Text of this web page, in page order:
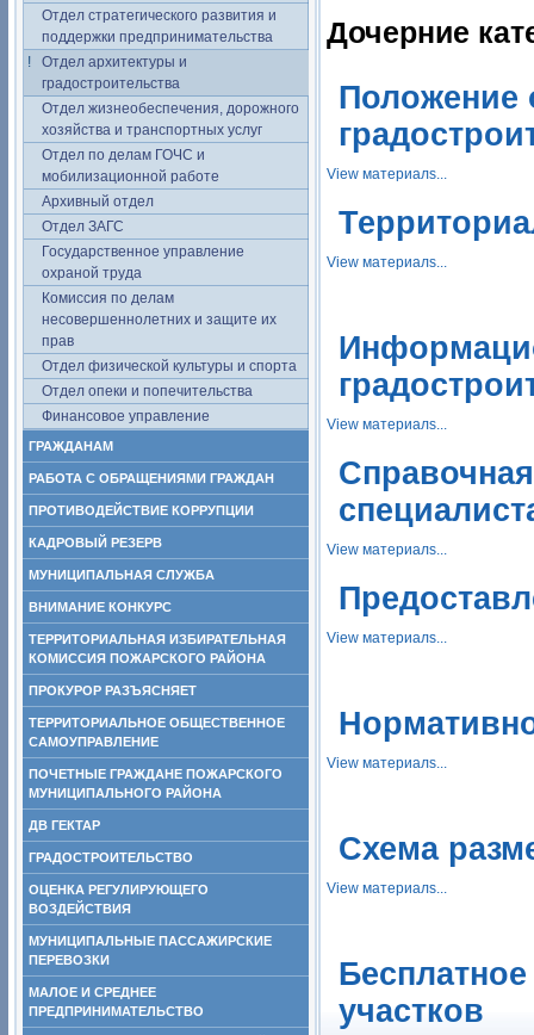
Отдел стратегического развития и
поддержки предпринимательства
Отдел архитектуры и
градостроительства
Отдел жизнеобеспечения, дорожного
хозяйства и транспортных услуг
Отдел по делам ГОЧС и
мобилизационной работе
Архивный отдел
Отдел ЗАГС
Государственное управление
охраной труда
Комиссия по делам
несовершеннолетних и защите их
прав
Отдел физической культуры и спорта
Отдел опеки и попечительства
Финансовое управление
ГРАЖДАНАМ
РАБОТА С ОБРАЩЕНИЯМИ ГРАЖДАН
ПРОТИВОДЕЙСТВИЕ КОРРУПЦИИ
КАДРОВЫЙ РЕЗЕРВ
МУНИЦИПАЛЬНАЯ СЛУЖБА
ВНИМАНИЕ КОНКУРС
ТЕРРИТОРИАЛЬНАЯ ИЗБИРАТЕЛЬНАЯ
КОМИССИЯ ПОЖАРСКОГО РАЙОНА
ПРОКУРОР РАЗЪЯСНЯЕТ
ТЕРРИТОРИАЛЬНОЕ ОБЩЕСТВЕННОЕ
САМОУПРАВЛЕНИЕ
ПОЧЕТНЫЕ ГРАЖДАНЕ ПОЖАРСКОГО
МУНИЦИПАЛЬНОГО РАЙОНА
ДВ ГЕКТАР
ГРАДОСТРОИТЕЛЬСТВО
ОЦЕНКА РЕГУЛИРУЮЩЕГО
ВОЗДЕЙСТВИЯ
МУНИЦИПАЛЬНЫЕ ПАССАЖИРСКИЕ
ПЕРЕВОЗКИ
МАЛОЕ И СРЕДНЕЕ
ПРЕДПРИНИМАТЕЛЬСТВО
Дочерние
Положение
View материалs...
View материалs...
View материалs...
View материалs...
View материалs...
View материалs...
Схема
View материалs...
участков